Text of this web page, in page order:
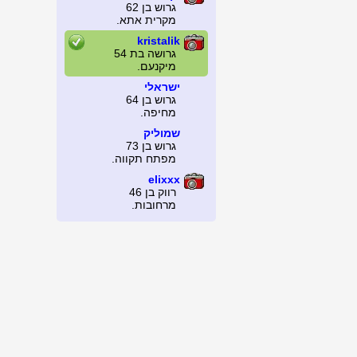
גרוש בן 62
מקרית אתא.
kristalik
גרושה בת 54
מיקנעם.
ישראלי
גרוש בן 64
מחיפה.
שמוליק
גרוש בן 73
מפתח תקווה.
elixxx
רווק בן 46
מרחובות.